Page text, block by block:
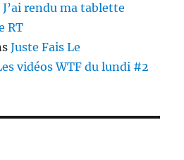
J’ai rendu ma tablette
RT
Juste Fais Le
vidéos WTF du lundi #2